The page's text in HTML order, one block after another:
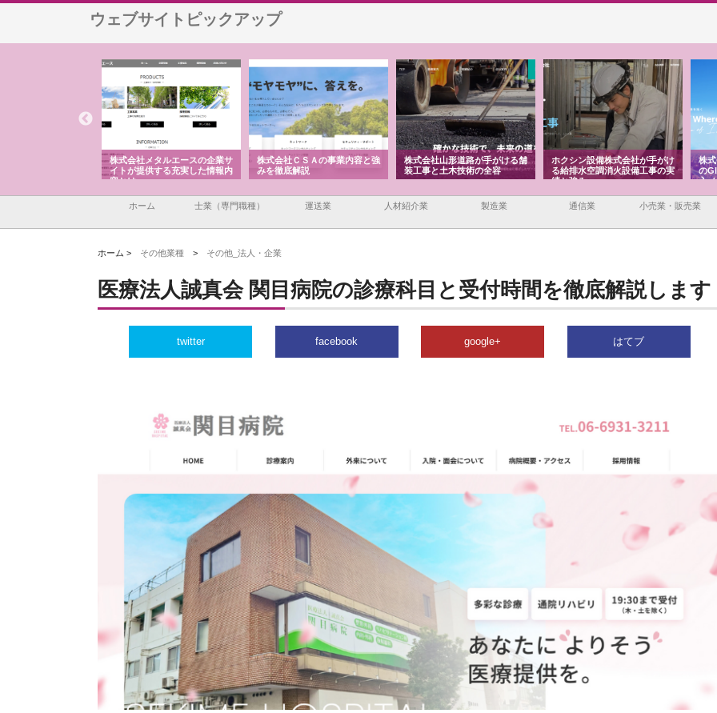
ウェブサイトピックアップ
株式会社メタルエースの企業サ
イトが提供する充実した情報内
容とは
株式会社ＣＳＡの事業内容と強
みを徹底解説
株式会社山形道路が手がける舗
装工事と土木技術の全容
ホクシン設備株式会社が手がけ
る給排水空調消火設備工事の実
績と強み
株
の
入
ホーム 士業（専門職種） 運送業 人材紹介業 製造業 通信業 小売業・販売業
ホーム > その他業種 > その他_法人・企業
医療法人誠真会 関目病院の診療科目と受付時間を徹底解説します
twitter facebook google+ はてブ